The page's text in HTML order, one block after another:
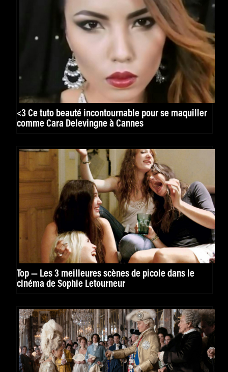
<3 Ce tuto beauté incontournable pour se maquiller
comme Cara Delevingne à Cannes
Top — Les 3 meilleures scènes de picole dans le
cinéma de Sophie Letourneur